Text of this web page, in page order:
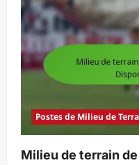
Postes de Milieu de
Milieu de terrain